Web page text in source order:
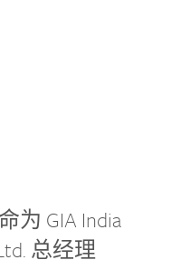
为 GIA India
总经理